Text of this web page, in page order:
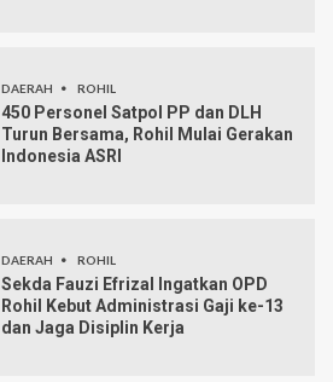
DAERAH ROHIL
450 Personel Satpol PP dan DLH
Turun Bersama, Rohil Mulai Gerakan
Indonesia ASRI
DAERAH ROHIL
Sekda Fauzi Efrizal Ingatkan OPD
Rohil Kebut Administrasi Gaji ke-13
dan Jaga Disiplin Kerja